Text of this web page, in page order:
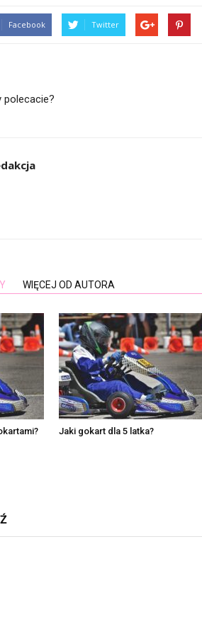
Facebook Twitter
polecacie?
WIĘCEJ OD AUTORA
Jaki gokart dla 5 latka?